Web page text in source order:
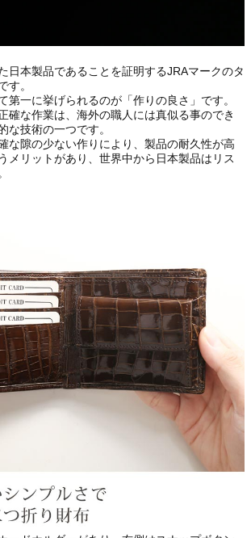
日本製品であることを証明するJRAマークのタ
す。
第一に挙げられるのが「作りの良さ」です。
確な作業は、海外の職人には真似る事のでき
な技術の一つです。
な隙の少ない作りにより、製品の耐久性が高
メリットがあり、世界中から日本製品はリス